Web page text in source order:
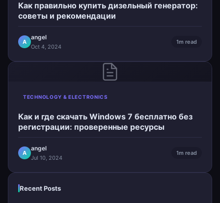
Как правильно купить дизельный генератор:
советы и рекомендации
A
angel
Oct 4, 2024
1m read
TECHNOLOGY & ELECTRONICS
Как и где скачать Windows 7 бесплатно без
регистрации: проверенные ресурсы
A
angel
Jul 10, 2024
1m read
Recent Posts